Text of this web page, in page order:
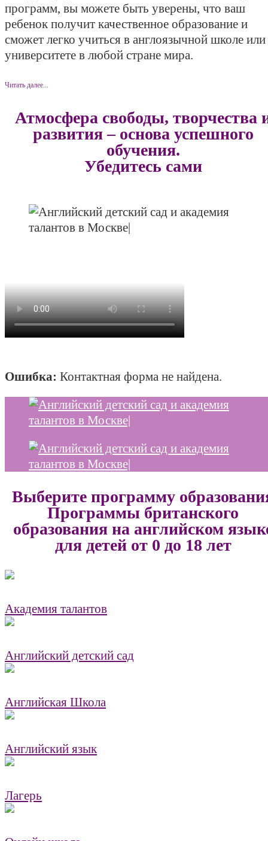
программ, вы можете быть уверены, что ваш
ребенок получит качественное образование и
сможет легко учиться в англоязычной школе или
университете в любой стране мира.
Читать далее...
Атмосфера свободы, творчества
развития – основа успешного
обучения.
Убедитесь сами
Ошибка: Контактная форма не найдена.
Выберите программу
Программы британского
образования на английском
для детей от 0 до 18 лет
Академия талантов
Английский детский сад
Английская Школа
Английский язык
Лагерь